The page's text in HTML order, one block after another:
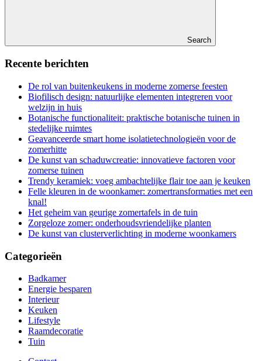
Search
Recente berichten
De rol van buitenkeukens in moderne zomerse feesten
Biofilisch design: natuurlijke elementen integreren voor
welzijn in huis
Botanische functionaliteit: praktische botanische tuinen in
stedelijke ruimtes
Geavanceerde smart home isolatietechnologieën voor de
zomerhitte
De kunst van schaduwcreatie: innovatieve factoren voor
zomerse tuinen
Trendy keramiek: voeg ambachtelijke flair toe aan je keuken
Felle kleuren in de woonkamer: zomertransformaties met een
knal!
Het geheim van geurige zomertafels in de tuin
Zorgeloze zomer: onderhoudsvriendelijke planten
De kunst van clusterverlichting in moderne woonkamers
Categorieën
Badkamer
Energie besparen
Interieur
Keuken
Lifestyle
Raamdecoratie
Tuin